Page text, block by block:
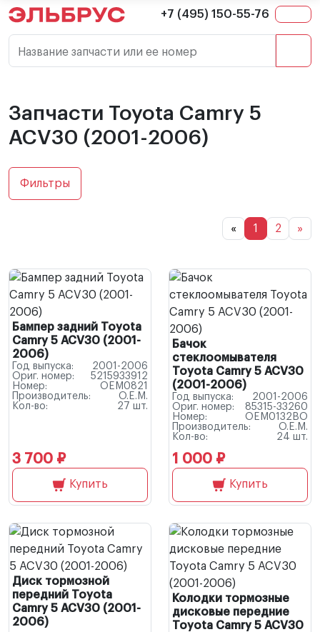
+7 (495) 150-55-76
Название запчасти или ее номер
Запчасти Toyota Camry 5
ACV30 (2001-2006)
Фильтры
« 1 2 »
Бампер задний Toyota
Camry 5 ACV30 (2001-
2006)
Год выпуска:
2001-2006
Ориг. номер:
5215933912
Номер:
OEM0821
Производитель:
O.E.M.
Кол-во:
27 шт.
3 700 ₽
Купить
Бачок
стеклоомывателя
Toyota Camry 5 ACV30
(2001-2006)
Год выпуска:
2001-2006
Ориг. номер:
85315-33260
Номер:
OEM0132BO
Производитель:
O.E.M.
Кол-во:
24 шт.
1 000 ₽
Купить
Диск тормозной
передний Toyota
Camry 5 ACV30 (2001-
2006)
Колодки тормозные
дисковые передние
Toyota Camry 5 ACV30